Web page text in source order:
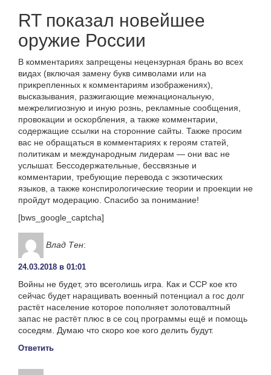
RT показал новейшее
оружие России
В комментариях запрещены нецензурная брань во всех
видах (включая замену букв символами или на
прикрепленных к комментариям изображениях),
высказывания, разжигающие межнациональную,
межрелигиозную и иную рознь, рекламные сообщения,
провокации и оскорбления, а также комментарии,
содержащие ссылки на сторонние сайты. Также просим
вас не обращаться в комментариях к героям статей,
политикам и международным лидерам — они вас не
услышат. Бессодержательные, бессвязные и
комментарии, требующие перевода с экзотических
языков, а также конспирологические теории и проекции не
пройдут модерацию. Спасибо за понимание!
[bws_google_captcha]
Влад Тен:
24.03.2018 в 01:01
Войны не будет, это всеголишь игра. Как и ССР кое кто
сейчас будет наращивать военный потенциал а гос долг
растёт население которое пополняет золотовалтный
запас не растёт плюс в се соц программы ещё и помощь
соседям. Думаю что скоро кое кого делить будут.
Ответить